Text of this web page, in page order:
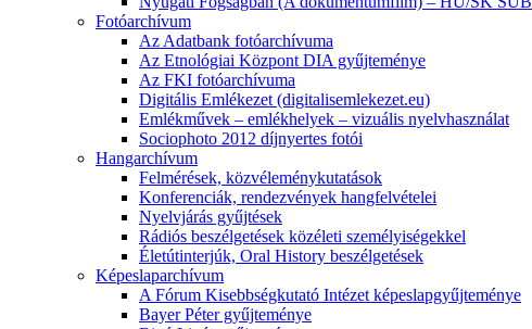
Fotóarchívum
Az Adatbank fotóarchívuma
Az Etnológiai Központ DIA gyűjteménye
Az FKI fotóarchívuma
Digitális Emlékezet (digitalisemlekezet.eu)
Emlékművek – emlékhelyek – vizuális nyelvhasználat
Sociophoto 2012 díjnyertes fotói
Hangarchívum
Felmérések, közvéleménykutatások
Konferenciák, rendezvények hangfelvételei
Nyelvjárás gyűjtések
Rádiós beszélgetések közéleti személyiségekkel
Életútinterjúk, Oral History beszélgetések
Képeslaparchívum
A Fórum Kisebbségkutató Intézet képeslapgyűjteménye
Bayer Péter gyűjteménye